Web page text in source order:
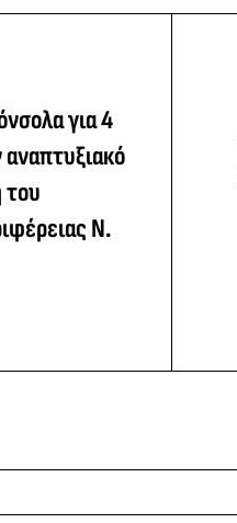
για 4
του
Ν.